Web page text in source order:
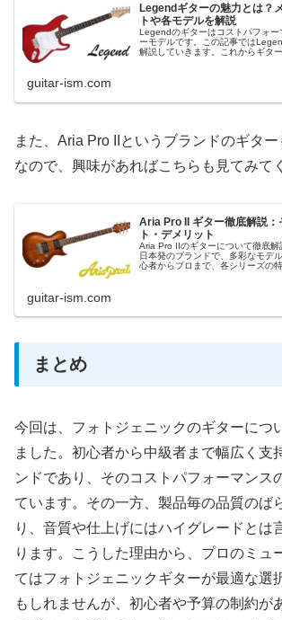
Legendギターの魅力とは？
トや各モデルを解説
Legendのギターはコストパフォー
ーモデルです。この記事では
解説していきます。これからギタ
guitar-ism.com
また、Aria Pro IIというブランドのギタ
なので、興味があればこちらも見てみて
Aria Pro II ギター徹底解説：
ト・デメリット
Aria Pro IIのギターについて徹底解
日本発のブランドで、多彩なモデ
心者からプロまで、各シリーズの
guitar-ism.com
まとめ
今回は、フォトジェニックのギターにつ
ました。初心者から中級者まで幅広く支
ンドであり、そのコストパフォーマンス
ています。その一方、製品毎の品質のば
り、音質や仕上げにはハイグレードとは
ります。こうした理由から、プロのミュ
てはフォトジェニックギターが最適な選
もしれませんが、初心者や予算の制約が